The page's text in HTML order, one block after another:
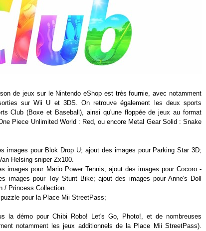
de jeux sur le Nintendo eShop est très fournie, avec notamment
sur Wii U et 3DS. On retrouve également les deux sports
Club (Boxe et Baseball), ainsi qu'une floppée de jeux au format
Piece Unlimited World : Red, ou encore Metal Gear Solid : Snake
images pour Blok Drop U; ajout des images pour Parking Star 3D;
Helsing sniper Zx100.
images pour Mario Power Tennis; ajout des images pour Cocoro -
images pour Toy Stunt Bike; ajout des images pour Anne's Doll
/ Princess Collection.
pour la Place Mii StreetPass;
la démo pour Chibi Robo! Let's Go, Photo!, et de nombreuses
notamment les jeux additionnels de la Place Mii StreetPass).